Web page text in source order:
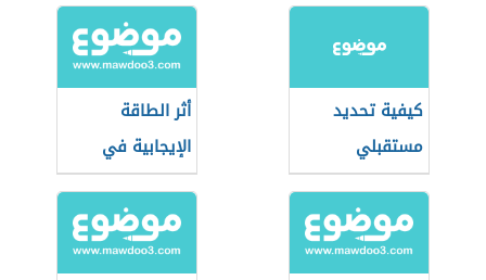
كيفية تحديد
مستقبلي
أثر الطاقة
الإيجابية في
كفاءة الفرد